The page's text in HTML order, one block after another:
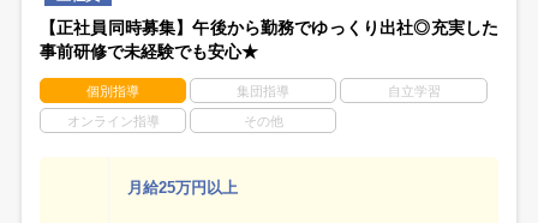
【正社員同時募集】午後から勤務でゆっくり出社◎充実した
事前研修で未経験でも安心★
個別指導 集団指導 自立学習
オンライン指導 その他
月給25万円以上